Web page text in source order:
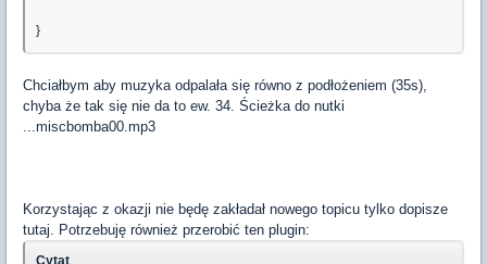
}
Chciałbym aby muzyka odpalała się równo z podłożeniem (35s),
chyba że tak się nie da to ew. 34. Ścieżka do nutki
...miscbomba00.mp3
Korzystając z okazji nie będę zakładał nowego topicu tylko dopisze
tutaj. Potrzebuję również przerobić ten plugin:
Cytat